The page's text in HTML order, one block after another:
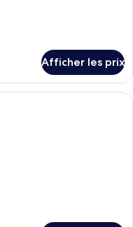
Afficher les prix
d’hôtel avec un lit, un